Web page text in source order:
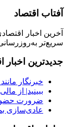
آفتاب اقتصاد
آخرین اخبار
سریع‌تر
جدیدترین اخبار
خبرنگار
ببینید| از
ضرورت حضور
عادی‌سازی